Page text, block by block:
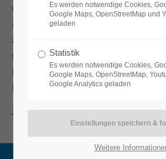
dichter gebaut. Dies spart zwar
aber clevere Lüftungskonzepte,
zu be- und entlüften. Mit wenig
niedrigen Investitionskosten
Lüftung über automatisierte
Raumklima deutlich zu verbessern.
Zurück
Es werden notwendige Cookies,
Google Maps, OpenStreetMap und
geladen
Statistik
Es werden notwendige Cookies,
Google Maps, OpenStreetMap,
Google Analytics geladen
Weitere